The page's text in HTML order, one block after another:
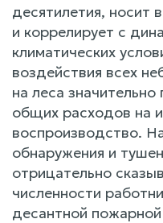
десятилетия, носит
и коррелирует с
климатических
воздействия всех
на леса
общих расходов на
воспроизводство.
обнаружения и
отрицательно
численности
десантной